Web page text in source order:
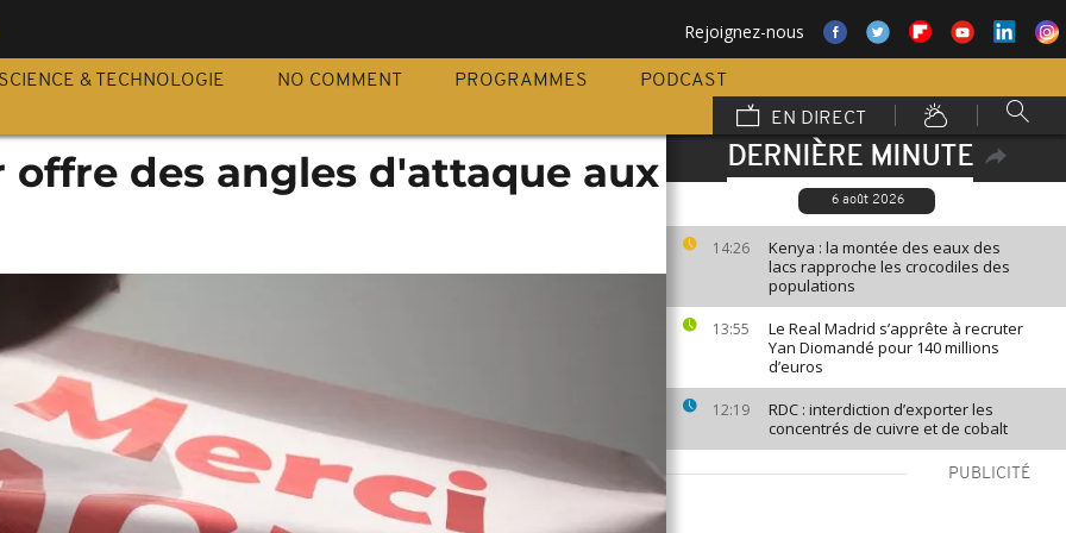
Rejoignez-nous
SCIENCE & TECHNOLOGIE NO COMMENT PROGRAMMES
PODCAST
EN DIRECT
DERNIÈRE MINUTE
6 août 2026
14:26
Kenya : la montée des eaux des
lacs rapproche les crocodiles des
populations
13:55
Le Real Madrid s’apprête à recruter
Yan Diomandé pour 140 millions
d’euros
12:19
RDC : interdiction d’exporter les
concentrés de cuivre et de cobalt
PUBLICITÉ
offre des angles d'attaque aux